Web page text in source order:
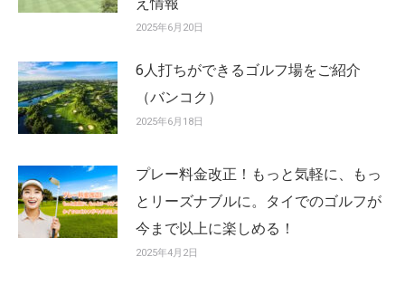
2025年6月20日
6人打ちができるゴルフ場をご紹介
（バンコク）
2025年6月18日
プレー料金改正！もっと気軽に、もっ
とリーズナブルに。タイでのゴルフが
今まで以上に楽しめる！
2025年4月2日